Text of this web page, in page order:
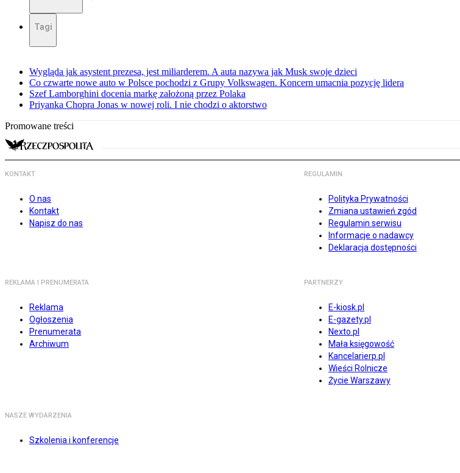
Tagi
Wygląda jak asystent prezesa, jest miliarderem. A auta nazywa jak Musk swoje dzieci
Co czwarte nowe auto w Polsce pochodzi z Grupy Volkswagen. Koncern umacnia pozycję lidera
Szef Lamborghini docenia markę założoną przez Polaka
Priyanka Chopra Jonas w nowej roli. I nie chodzi o aktorstwo
Promowane treści
KONTAKT
O nas
Kontakt
Napisz do nas
REGULAMIN
Polityka Prywatności
Zmiana ustawień zgód
Regulamin serwisu
Informacje o nadawcy
Deklaracja dostępności
REKLAMA I PRENUMERATA
Reklama
Ogłoszenia
Prenumerata
Archiwum
PARTNERZY
E-kiosk.pl
E-gazety.pl
Nexto.pl
Mała księgowość
Kancelarierp.pl
Wieści Rolnicze
Życie Warszawy
NASZE WYDARZENIA
Szkolenia i konferencje